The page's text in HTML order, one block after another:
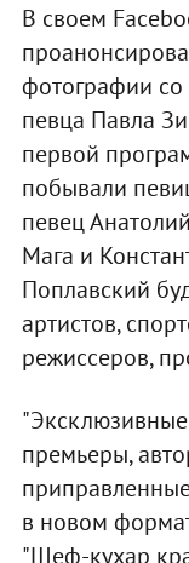
В своем
фотографии
певца Павла
первой
побывали
певец
Мага и
Поплавский
артистов,
режиссеров,
премьеры,
в новом
"Шеф-кухар